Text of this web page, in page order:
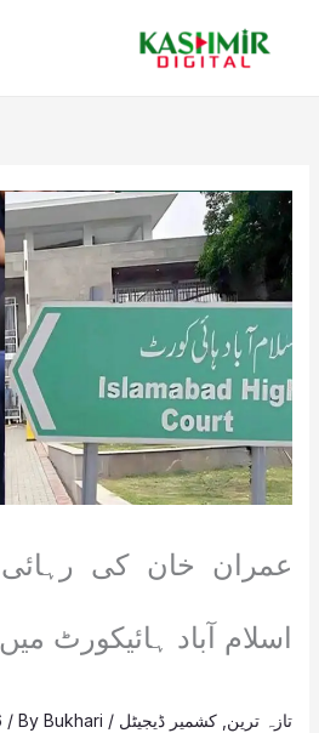
عمران خان کی رہائی
اسلام آباد ہائیکورٹ
تازہ ترین کشمیر ڈیجیٹل /
/ ByBukhari